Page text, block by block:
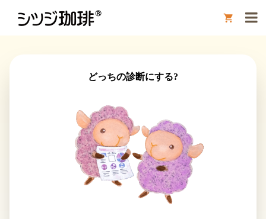

どっちの診断にする?